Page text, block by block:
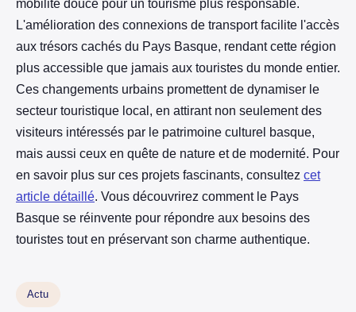
mobilité douce pour un tourisme plus responsable.
L'amélioration des connexions de transport facilite l'accès
aux trésors cachés du Pays Basque, rendant cette région
plus accessible que jamais aux touristes du monde entier.
Ces changements urbains promettent de dynamiser le
secteur touristique local, en attirant non seulement des
visiteurs intéressés par le patrimoine culturel basque,
mais aussi ceux en quête de nature et de modernité. Pour
en savoir plus sur ces projets fascinants, consultez cet
article détaillé. Vous découvrirez comment le Pays
Basque se réinvente pour répondre aux besoins des
touristes tout en préservant son charme authentique.
Actu